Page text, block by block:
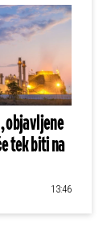
objavljene
tek biti na
13:46